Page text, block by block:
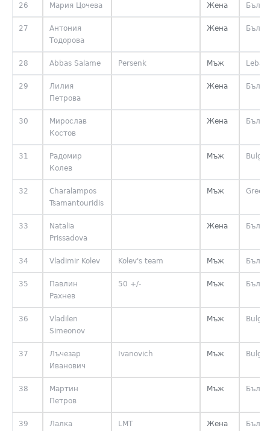
26 Мария Цочева Жена
27
Антония
Тодорова
Жена
28 Abbas Salame Persenk Мъж
29
Лилия
Петрова
Жена
30
Мирослав
Костов
Жена
31
Радомир
Колев
Мъж
32
Charalampos
Tsamantouridis
Мъж
33
Natalia
Prissadova
Жена
34 Vladimir Kolev Kolev's team Мъж
35
Павлин
Рахнев
50 +/- Мъж
36
Vladilen
Simeonov
Мъж
37
Лъчезар
Иванович
Ivanovich Мъж
38
Мартин
Петров
Мъж
39
Лалка
LMT Жена